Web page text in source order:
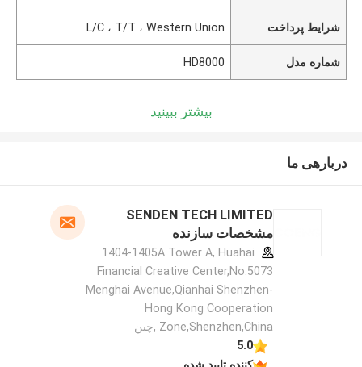
شرایط پرداخت L/C ، T/T ، Western Union
شماره مدل HD8000
بیشتر ببینید
دربارهی ما
SENDEN TECH LIMITED
مشخصات سازنده
1404-1405A Tower A, Huahai
Financial Creative Center,No.5073
Menghai Avenue,Qianhai Shenzhen-
Hong Kong Cooperation
Zone,Shenzhen,China ,چین
5.0